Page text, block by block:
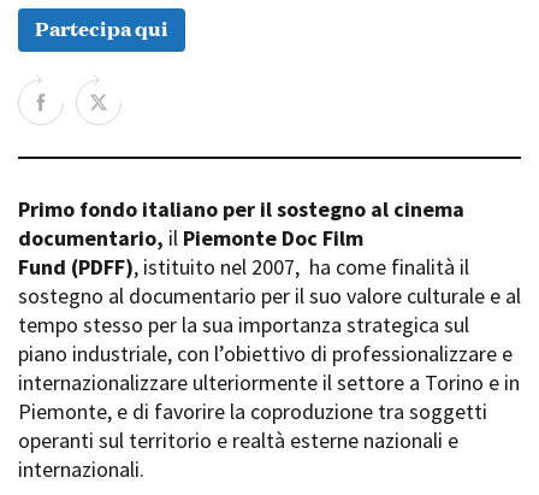
Chi siamo
Storia della Fondazione
Partner
Rete regionale
Bilancio sociale
Amministrazione
trasparente
Bandi e gare
Sostenibilità ambientale
SERVIZI
Servizi generali
Guarda che storia!
La Grazia - Immagini e
location della Torino di Paolo
Sorrentino
Open Day
Ciak in TOur!
FESTIVAL, MARKETS,
AWARDS
International Film Festival
Partecipa qui
Primo fondo italiano per il sostegno al cinema
documentario, il Piemonte Doc Film
Fund (PDFF), istituito nel 2007, ha come finalità il
sostegno al documentario per il suo valore culturale e al
tempo stesso per la sua importanza strategica sul
piano industriale, con l’obiettivo di professionalizzare e
internazionalizzare ulteriormente il settore a Torino e in
Piemonte, e di favorire la coproduzione tra soggetti
operanti sul territorio e realtà esterne nazionali e
internazionali.